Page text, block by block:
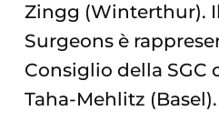
Zingg (Winterthur).
Surgeons è
Consiglio della SGC
Taha-Mehlitz (Basel).